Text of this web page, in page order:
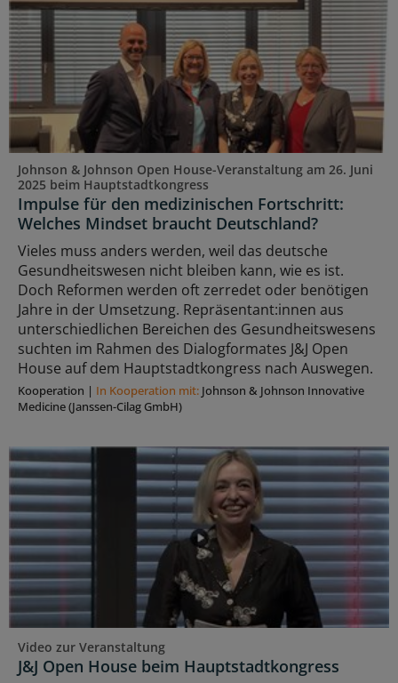
Johnson & Johnson Open House-Veranstaltung am 26. Juni
2025 beim Hauptstadtkongress
Impulse für den medizinischen Fortschritt:
Welches Mindset braucht Deutschland?
Vieles muss anders werden, weil das deutsche
Gesundheitswesen nicht bleiben kann, wie es ist.
Doch Reformen werden oft zerredet oder benötigen
Jahre in der Umsetzung. Repräsentant:innen aus
unterschiedlichen Bereichen des Gesundheitswesens
suchten im Rahmen des Dialogformates J&J Open
House auf dem Hauptstadtkongress nach Auswegen.
Kooperation | In Kooperation mit: Johnson & Johnson Innovative
Medicine (Janssen-Cilag GmbH)
Video zur Veranstaltung
J&J Open House beim Hauptstadtkongress